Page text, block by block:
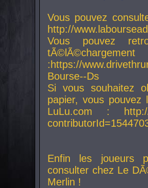
Vous pouvez
http://
Vous pouvez
:https://
Bourse--Ds
Si vous souhaitez
papier, vous
LuLu.com : http://
Enfin les joueurs
consulter chez Le
Merlin !